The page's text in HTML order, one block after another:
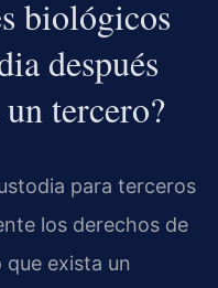
biológicos
después
tercero?
para terceros
los derechos de
exista un